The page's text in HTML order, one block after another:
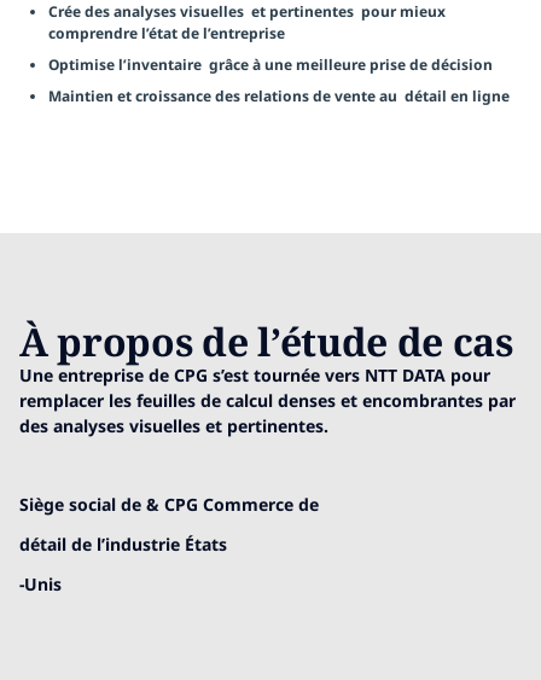
Crée des analyses visuelles et pertinentes pour mieux
comprendre l’état de l’entreprise
Optimise l’inventaire grâce à une meilleure prise de décision
Maintien et croissance des relations de vente au détail en ligne
À propos de l’étude de cas
Une entreprise de CPG s’est tournée vers NTT DATA pour
remplacer les feuilles de calcul denses et encombrantes par
des analyses visuelles et pertinentes.
Siège social de & CPG Commerce de
détail de l’industrie États
-Unis